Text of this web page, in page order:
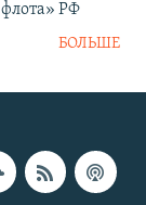
флота» РФ
БОЛЬШЕ